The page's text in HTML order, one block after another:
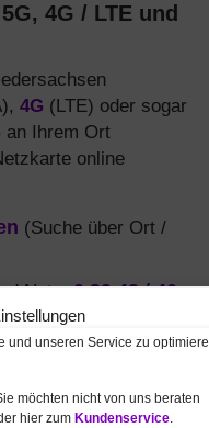
und unseren Service zu
möchten nicht von uns beraten
hier zum Kundenservice
4G / LTE und
4G (LTE) oder sogar
an Ihrem Ort
online
(Suche über Ort /
Netz:0 39 43 / 40